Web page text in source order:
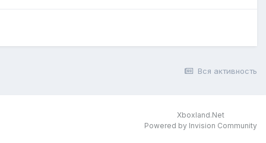
Вся активность
Xboxland.Net
Powered by Invision Community